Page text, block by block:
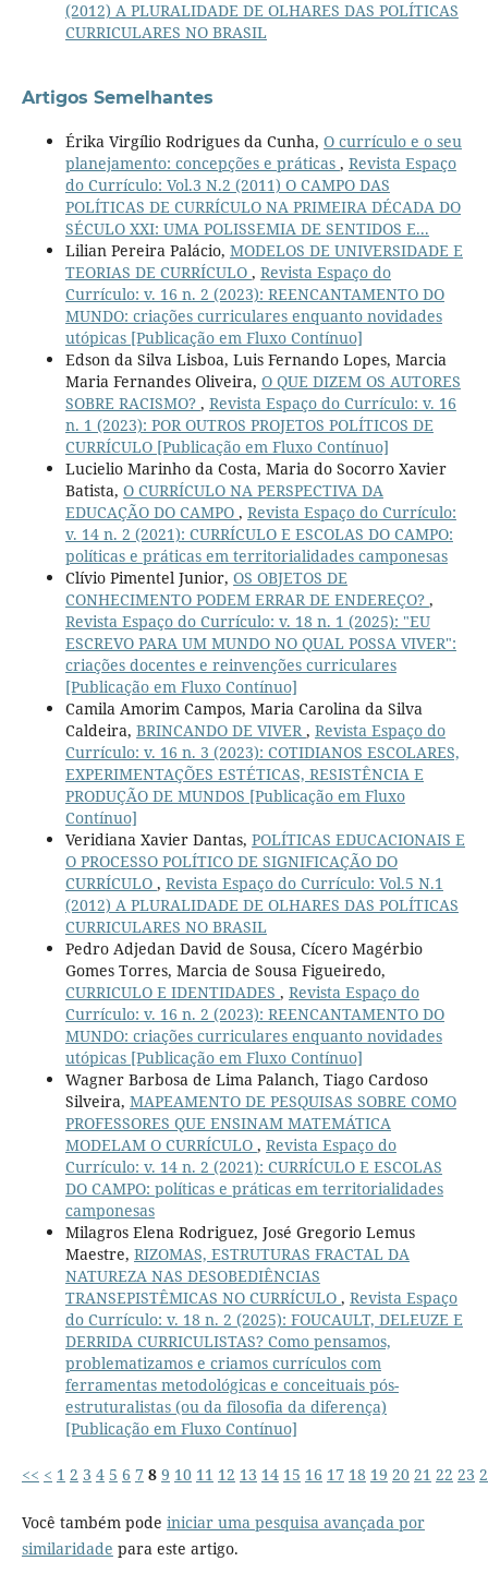
(2012) A PLURALIDADE DE OLHARES DAS POLÍTICAS
CURRICULARES NO BRASIL
Artigos Semelhantes
Érika Virgílio Rodrigues da Cunha, O currículo e o seu
planejamento: concepções e práticas , Revista Espaço
do Currículo: Vol.3 N.2 (2011) O CAMPO DAS
POLÍTICAS DE CURRÍCULO NA PRIMEIRA DÉCADA DO
SÉCULO XXI: UMA POLISSEMIA DE SENTIDOS E...
Lilian Pereira Palácio, MODELOS DE UNIVERSIDADE E
TEORIAS DE CURRÍCULO , Revista Espaço do
Currículo: v. 16 n. 2 (2023): REENCANTAMENTO DO
MUNDO: criações curriculares enquanto novidades
utópicas [Publicação em Fluxo Contínuo]
Edson da Silva Lisboa, Luis Fernando Lopes, Marcia
Maria Fernandes Oliveira, O QUE DIZEM OS AUTORES
SOBRE RACISMO? , Revista Espaço do Currículo: v. 16
n. 1 (2023): POR OUTROS PROJETOS POLÍTICOS DE
CURRÍCULO [Publicação em Fluxo Contínuo]
Lucielio Marinho da Costa, Maria do Socorro Xavier
Batista, O CURRÍCULO NA PERSPECTIVA DA
EDUCAÇÃO DO CAMPO , Revista Espaço do Currículo:
v. 14 n. 2 (2021): CURRÍCULO E ESCOLAS DO CAMPO:
políticas e práticas em territorialidades camponesas
Clívio Pimentel Junior, OS OBJETOS DE
CONHECIMENTO PODEM ERRAR DE ENDEREÇO? ,
Revista Espaço do Currículo: v. 18 n. 1 (2025): "EU
ESCREVO PARA UM MUNDO NO QUAL POSSA VIVER":
criações docentes e reinvenções curriculares
[Publicação em Fluxo Contínuo]
Camila Amorim Campos, Maria Carolina da Silva
Caldeira, BRINCANDO DE VIVER , Revista Espaço do
Currículo: v. 16 n. 3 (2023): COTIDIANOS ESCOLARES,
EXPERIMENTAÇÕES ESTÉTICAS, RESISTÊNCIA E
PRODUÇÃO DE MUNDOS [Publicação em Fluxo
Contínuo]
Veridiana Xavier Dantas, POLÍTICAS EDUCACIONAIS E
O PROCESSO POLÍTICO DE SIGNIFICAÇÃO DO
CURRÍCULO , Revista Espaço do Currículo: Vol.5 N.1
(2012) A PLURALIDADE DE OLHARES DAS POLÍTICAS
CURRICULARES NO BRASIL
Pedro Adjedan David de Sousa, Cícero Magérbio
Gomes Torres, Marcia de Sousa Figueiredo,
CURRICULO E IDENTIDADES , Revista Espaço do
Currículo: v. 16 n. 2 (2023): REENCANTAMENTO DO
MUNDO: criações curriculares enquanto novidades
utópicas [Publicação em Fluxo Contínuo]
Wagner Barbosa de Lima Palanch, Tiago Cardoso
Silveira, MAPEAMENTO DE PESQUISAS SOBRE COMO
PROFESSORES QUE ENSINAM MATEMÁTICA
MODELAM O CURRÍCULO , Revista Espaço do
Currículo: v. 14 n. 2 (2021): CURRÍCULO E ESCOLAS
DO CAMPO: políticas e práticas em territorialidades
camponesas
Milagros Elena Rodriguez, José Gregorio Lemus
Maestre, RIZOMAS, ESTRUTURAS FRACTAL DA
NATUREZA NAS DESOBEDIÊNCIAS
TRANSEPISTÊMICAS NO CURRÍCULO , Revista Espaço
do Currículo: v. 18 n. 2 (2025): FOUCAULT, DELEUZE E
DERRIDA CURRICULISTAS? Como pensamos,
problematizamos e criamos currículos com
ferramentas metodológicas e conceituais pós-
estruturalistas (ou da filosofia da diferença)
[Publicação em Fluxo Contínuo]
<< < 1 2 3 4 5 6 7 8 9 10 11 12 13 14 15 16 17 18 19 20 21 22 23
Você também pode iniciar uma pesquisa avançada por
similaridade para este artigo.